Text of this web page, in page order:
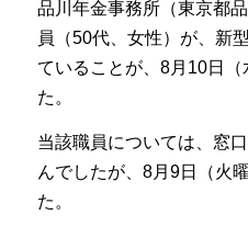
品川年金事務所（東京都
員（50代、女性）が、新
ていることが、8月10日
た。
当該職員については、窓
んでしたが、8月9日（火
た。